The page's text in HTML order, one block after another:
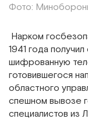
Фото:
Нарком
1941 года
шифрованную
готовившегося
областного
спешном вывозе
специалистов из